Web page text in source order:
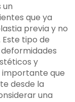
un
que ya
previa y no
tipo de
y
importante que
desde la
una